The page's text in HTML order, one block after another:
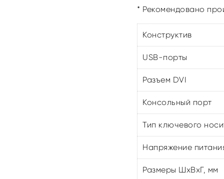
* Рекомендовано
Конструктив
USB-порты
Разъем DVI
Консольный порт
Тип ключевого
Напряжение
Размеры ШхВхГ, мм